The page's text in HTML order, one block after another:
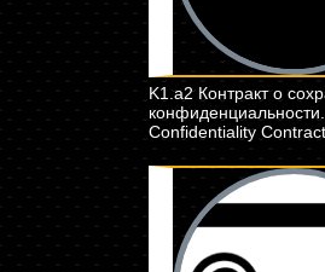
K1.a2 Контракт о
конфиденциальности.
Confidentiality Contract